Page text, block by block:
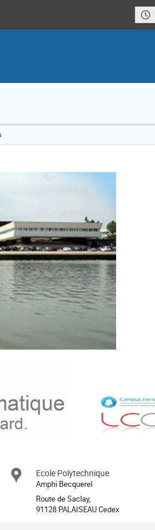
Site
Ecole Polytechnique
Amphi Becquerel
Route de Saclay,
91128 PALAISEAU Cedex